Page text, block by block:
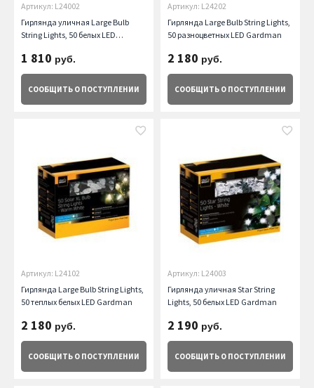
Артикул: L24002
Гирлянда уличная Large Bulb
String Lights, 50 белых LED
1 810 руб.
СООБЩИТЬ О ПОСТУПЛЕНИИ
Артикул: L24202
Гирлянда Large Bulb String Lights,
50 разноцветных LED Gardman
2 180 руб.
СООБЩИТЬ О ПОСТУПЛЕНИИ
Артикул: L24102
Гирлянда Large Bulb String Lights,
50 теплых белых LED Gardman
2 180 руб.
СООБЩИТЬ О ПОСТУПЛЕНИИ
Артикул: L24003
Гирлянда уличная Star String
Lights, 50 белых LED Gardman
2 190 руб.
СООБЩИТЬ О ПОСТУПЛЕНИИ